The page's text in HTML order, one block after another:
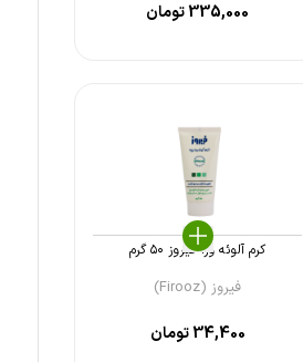
335,000تومان
کرم آلوئه ورا فیروز ۵۰ گرم
فیروز (Firooz)
34,400تومان